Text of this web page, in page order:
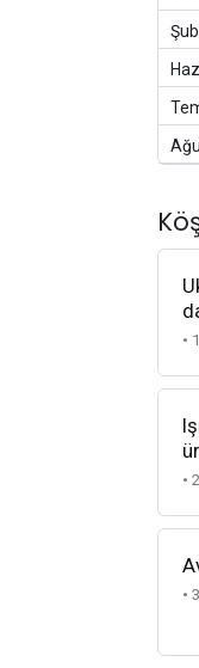
•
•
•